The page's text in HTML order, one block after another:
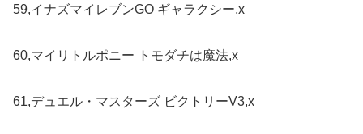
59,イナズマイレブンGO ギャラクシー,x
60,マイリトルポニー トモダチは魔法,x
61,デュエル・マスターズ ビクトリーV3,x